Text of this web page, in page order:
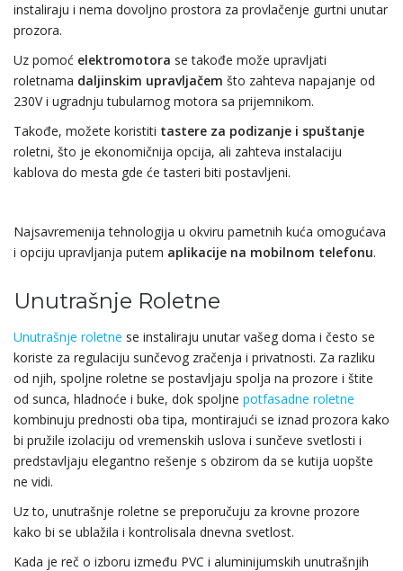
instaliraju i nema dovoljno prostora za provlačenje gurtni unutar
prozora.
Uz pomoć elektromotora se takođe može upravljati
roletnama daljinskim upravljačem što zahteva napajanje od
230V i ugradnju tubularnog motora sa prijemnikom.
Takođe, možete koristiti tastere za podizanje i spuštanje
roletni, što je ekonomičnija opcija, ali zahteva instalaciju
kablova do mesta gde će tasteri biti postavljeni.
Najsavremenija tehnologija u okviru pametnih kuća omogućava
i opciju upravljanja putem aplikacije na mobilnom telefonu.
Unutrašnje Roletne
Unutrašnje roletne se instaliraju unutar vašeg doma i često se
koriste za regulaciju sunčevog zračenja i privatnosti. Za razliku
od njih, spoljne roletne se postavljaju spolja na prozore i štite
od sunca, hladnoće i buke, dok spoljne potfasadne roletne
kombinuju prednosti oba tipa, montirajući se iznad prozora kako
bi pružile izolaciju od vremenskih uslova i sunčeve svetlosti i
predstavljaju elegantno rešenje s obzirom da se kutija uopšte
ne vidi.
Uz to, unutrašnje roletne se preporučuju za krovne prozore
kako bi se ublažila i kontrolisala dnevna svetlost.
Kada je reč o izboru između PVC i aluminijumskih unutrašnjih